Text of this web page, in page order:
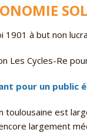
1901 à but non
Les Cycles-Re
pour un public
toulousaine est
largement